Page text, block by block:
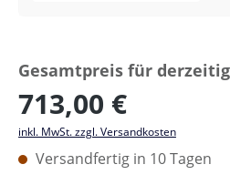
Gesamtpreis für
713,00 €
inkl. MwSt. zzgl. Versandkosten
Versandfertig in 10 Tagen